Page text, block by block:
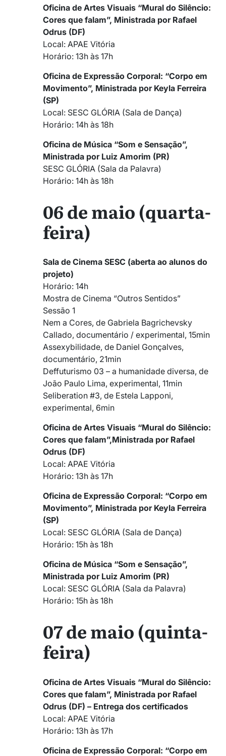
Oficina de Artes Visuais “Mural do Silêncio:
Cores que falam”, Ministrada por Rafael
Odrus (DF)
Local: APAE Vitória
Horário: 13h às 17h
Oficina de Expressão Corporal: “Corpo em
Movimento”, Ministrada por Keyla Ferreira
(SP)
Local: SESC GLÓRIA (Sala de Dança)
Horário: 14h às 18h
Oficina de Música “Som e Sensação”,
Ministrada por Luiz Amorim (PR)
SESC GLÓRIA (Sala da Palavra)
Horário: 14h às 18h
06 de maio (quarta-
feira)
Sala de Cinema SESC (aberta ao alunos do
projeto)
Horário: 14h
Mostra de Cinema “Outros Sentidos”
Sessão 1
Nem a Cores, de Gabriela Bagrichevsky
Callado, documentário / experimental, 15min
Assexybilidade, de Daniel Gonçalves,
documentário, 21min
Deffuturismo 03 – a humanidade diversa, de
João Paulo Lima, experimental, 11min
Seliberation #3, de Estela Lapponi,
experimental, 6min
Oficina de Artes Visuais “Mural do Silêncio:
Cores que falam”,Ministrada por Rafael
Odrus (DF)
Local: APAE Vitória
Horário: 13h às 17h
Oficina de Expressão Corporal: “Corpo em
Movimento”, Ministrada por Keyla Ferreira
(SP)
Local: SESC GLÓRIA (Sala de Dança)
Horário: 15h às 18h
Oficina de Música “Som e Sensação”,
Ministrada por Luiz Amorim (PR)
Local: SESC GLÓRIA (Sala da Palavra)
Horário: 15h às 18h
07 de maio (quinta-
feira)
Oficina de Artes Visuais “Mural do Silêncio:
Cores que falam”, Ministrada por Rafael
Odrus (DF) – Entrega dos certificados
Local: APAE Vitória
Horário: 13h às 17h
Oficina de Expressão Corporal: “Corpo em